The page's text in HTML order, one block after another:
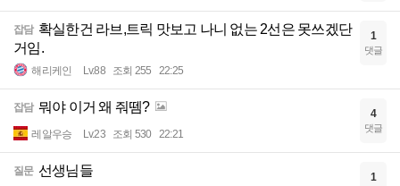
잡담 확실한건 라브,트릭 맛보고 나니 없는 2선은 못쓰겠단
거임.
해리케인 Lv.88 조회 255 22:25
1
댓글
잡담 뭐야 이거 왜 줘뗌?
레알우승 Lv.23 조회 530 22:21
4
댓글
질문 선생님들 1